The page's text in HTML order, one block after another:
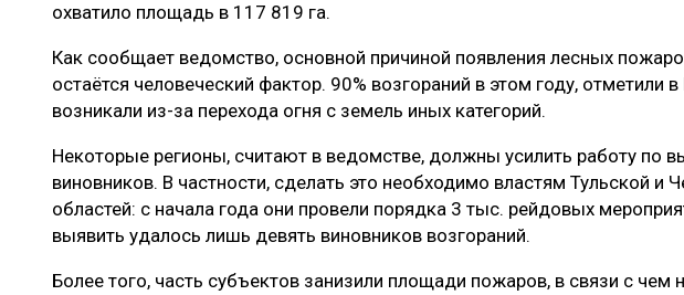
ЭКСПЕРТНОЕ МНЕНИЕ
охватило площадь в 117 819 га.
Как сообщает ведомство, основной причиной появления лесных
остаётся человеческий фактор. 90% возгораний в этом году, отметили
возникали из-за перехода огня с земель иных категорий.
Некоторые регионы, считают в ведомстве, должны усилить работу по
виновников. В частности, сделать это необходимо властям Тульской и
областей: с начала года они провели порядка 3 тыс. рейдовых
выявить удалось лишь девять виновников возгораний.
Более того, часть субъектов занизили площади пожаров, в связи с чем